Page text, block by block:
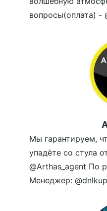
вопросы(оплата) -
Мы гарантируем,
упадёте со стула
@Arthas_agent По
Менеджер: